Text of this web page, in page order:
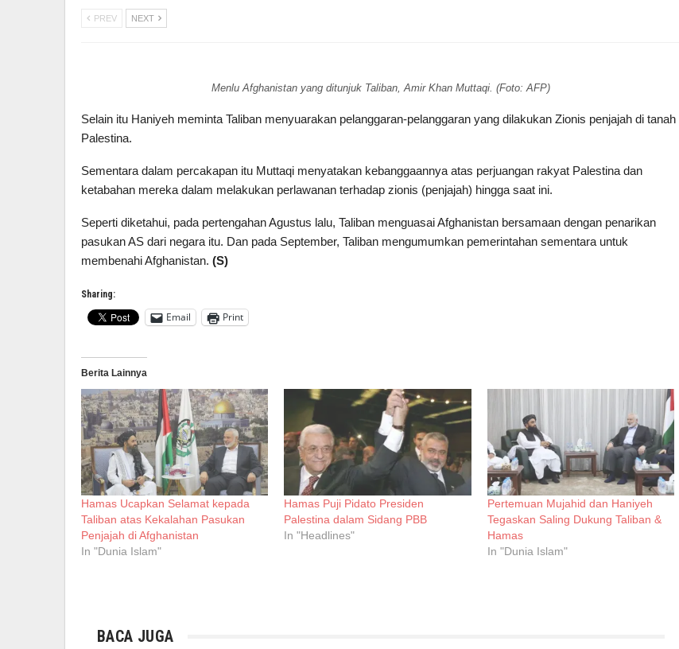
PREV NEXT
Menlu Afghanistan yang ditunjuk Taliban, Amir Khan Muttaqi. (Foto: AFP)
Selain itu Haniyeh meminta Taliban menyuarakan pelanggaran-pelanggaran yang dilakukan Zionis penjajah di tanah
Palestina.
Sementara dalam percakapan itu Muttaqi menyatakan kebanggaannya atas perjuangan rakyat Palestina dan
ketabahan mereka dalam melakukan perlawanan terhadap zionis (penjajah) hingga saat ini.
Seperti diketahui, pada pertengahan Agustus lalu, Taliban menguasai Afghanistan bersamaan dengan penarikan
pasukan AS dari negara itu. Dan pada September, Taliban mengumumkan pemerintahan sementara untuk
membenahi Afghanistan. (S)
Sharing:
Email Print
Berita Lainnya
Hamas Ucapkan Selamat kepada
Taliban atas Kekalahan Pasukan
Penjajah di Afghanistan
In "Dunia Islam"
Hamas Puji Pidato Presiden
Palestina dalam Sidang PBB
In "Headlines"
Pertemuan Mujahid dan Haniyeh
Tegaskan Saling Dukung Taliban &
Hamas
In "Dunia Islam"
BACA JUGA